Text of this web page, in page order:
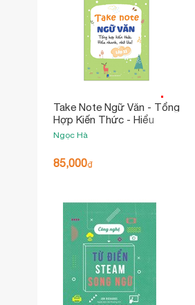
Take Note Ngữ Văn - Tổng
Hợp Kiến Thức - Hiểu
Nhanh, Nhớ Lâu! - Lớp 11
Ngọc Hà
85,000₫